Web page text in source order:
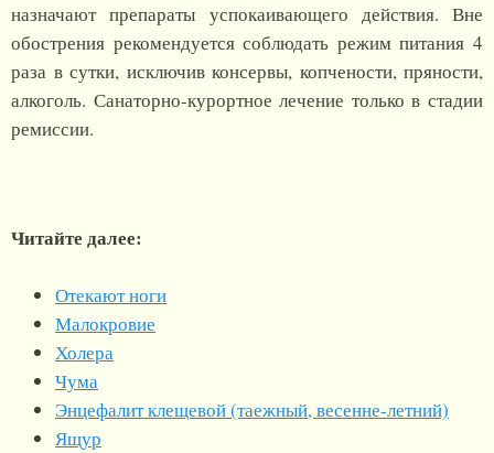
назначают препараты успокаивающего действия. Вне
обострения рекомендуется соблюдать режим питания 4
раза в сутки, исключив консервы, копчености, пряности,
алкоголь. Санаторно-курортное лечение только в стадии
ремиссии.
Читайте далее:
Отекают ноги
Малокровие
Холера
Чума
Энцефалит клещевой (таежный, весенне-летний)
Ящур